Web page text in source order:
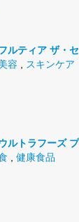
ルティア ザ・
容
スキンケア
ルトラフーズ
健康食品